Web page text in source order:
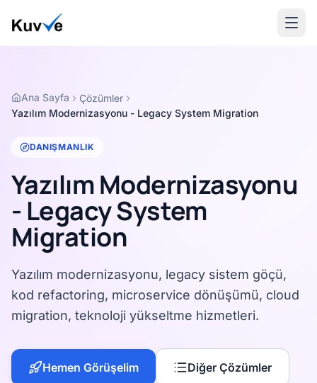
Ana Sayfa
Çözümler
Yazılım Modernizasyonu - Legacy System Migration
DANIŞMANLIK
Yazılım Modernizasyonu
- Legacy System
Migration
Yazılım modernizasyonu, legacy sistem göçü,
kod refactoring, microservice dönüşümü, cloud
migration, teknoloji yükseltme hizmetleri.
Hemen Görüşelim Diğer Çözümler